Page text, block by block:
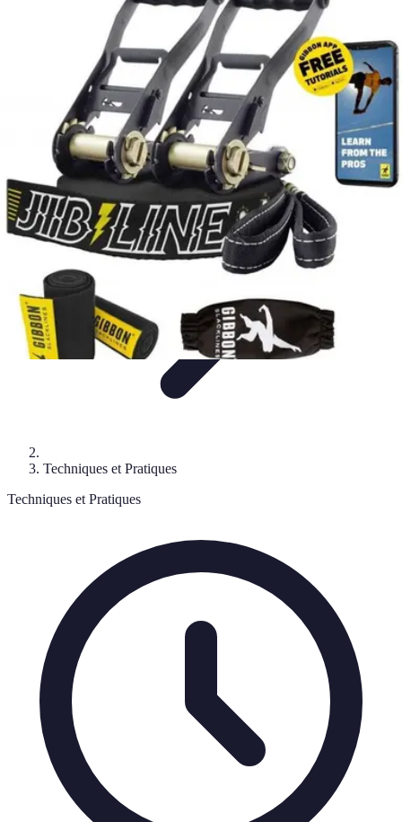
Tendances Activités Sportives ParapentePréparation et
Aventure Sportive
Techniques et Pratiques
Techniques et Pratiques